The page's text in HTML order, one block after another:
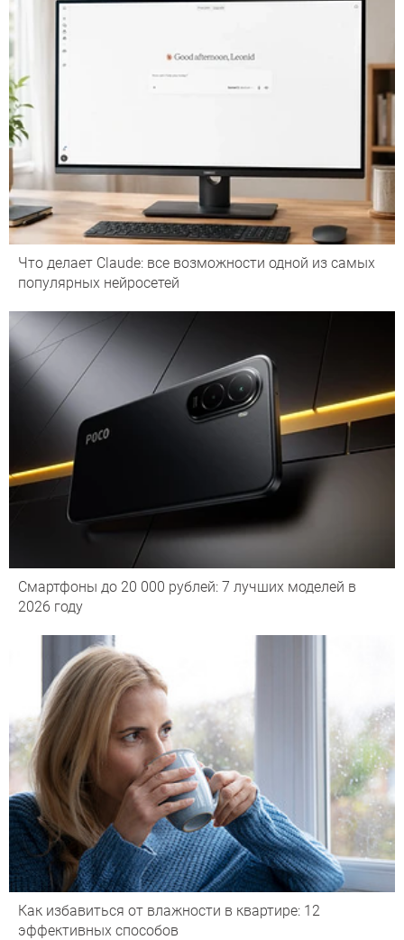
Что делает Сlaude: все возможности одной из самых
популярных нейросетей
Смартфоны до 20 000 рублей: 7 лучших моделей в
2026 году
Как избавиться от влажности в квартире: 12
эффективных способов